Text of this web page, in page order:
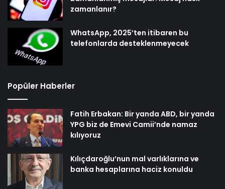
zamanlanır?
WhatsApp, 2025’ten itibaren bu
telefonlarda desteklenmeyecek
Popüler Haberler
Fatih Erbakan: Bir yanda ABD, bir yanda
YPG biz de Emevi Camii’nde namaz
kılıyoruz
Kılıçdaroğlu’nun mal varlıklarına ve
banka hesaplarına haciz konuldu